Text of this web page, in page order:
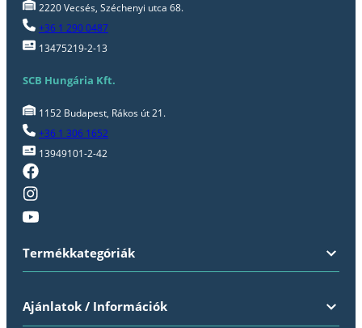
2220 Vecsés, Széchenyi utca 68.
+36 1 290 0487
13475219-2-13
SCB Hungária Kft.
1152 Budapest, Rákos út 21.
+36 1 306 1652
13949101-2-42
Termékkategóriák
Ajánlatok / Információk